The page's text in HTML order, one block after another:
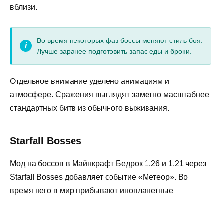
вблизи.
Во время некоторых фаз боссы меняют стиль боя.
Лучше заранее подготовить запас еды и брони.
Отдельное внимание уделено анимациям и
атмосфере. Сражения выглядят заметно масштабнее
стандартных битв из обычного выживания.
Starfall Bosses
Мод на боссов в Майнкрафт Бедрок 1.26 и 1.21 через
Starfall Bosses добавляет событие «Метеор». Во
время него в мир прибывают инопланетные